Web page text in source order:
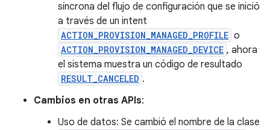
síncrona del flujo de configuración que se inició
a través de un intent
ACTION_PROVISION_MANAGED_PROFILE o
ACTION_PROVISION_MANAGED_DEVICE , ahora
el sistema muestra un código de resultado
RESULT_CANCELED .
Cambios en otras APIs:
Uso de datos: Se cambió el nombre de la clase